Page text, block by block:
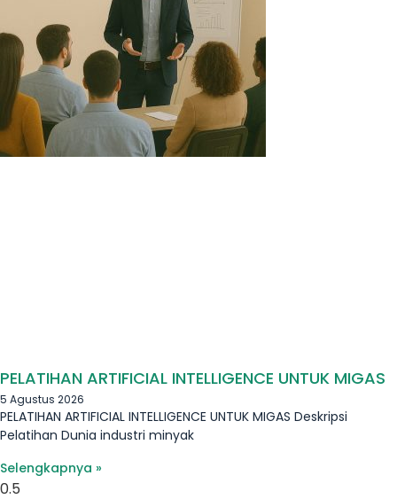
PELATIHAN ARTIFICIAL INTELLIGENCE UNTUK MIGAS
5 Agustus 2026
PELATIHAN ARTIFICIAL INTELLIGENCE UNTUK MIGAS Deskripsi
Pelatihan Dunia industri minyak
Selengkapnya »